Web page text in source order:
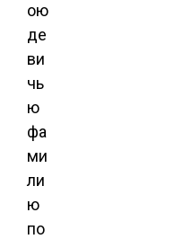
ою
де
ви
чь
ю
фа
ми
ли
ю
по